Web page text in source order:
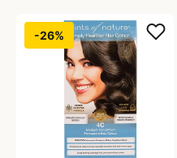
-26%